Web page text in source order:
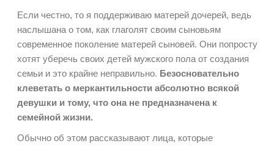
Если честно, то я поддерживаю матерей дочерей, ведь
наслышана о том, как глаголят своим сыновьям
современное поколение матерей сыновей. Они попросту
хотят уберечь своих детей мужского пола от создания
семьи и это крайне неправильно. Безосновательно
клеветать о меркантильности абсолютно всякой
девушки и тому, что она не предназначена к
семейной жизни.
Обычно об этом рассказывают лица, которые